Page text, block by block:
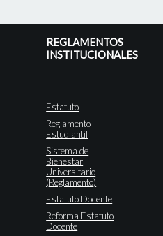
REGLAMENTOS
INSTITUCIONALES
Estatuto
Reglamento
Estudiantil
Sistema de
Bienestar
Universitario
(Reglamento)
Estatuto Docente
Reforma Estatuto
Docente